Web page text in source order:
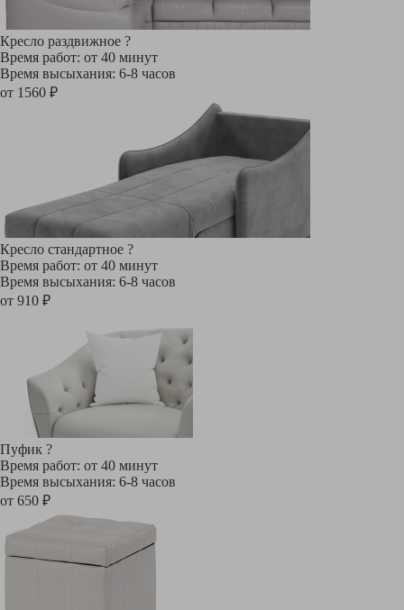
Кресло раздвижное ?
Время работ: от 40 минут
Время высыхания: 6-8 часов
от 1560 ₽
Кресло стандартное ?
Время работ: от 40 минут
Время высыхания: 6-8 часов
от 910 ₽
Пуфик ?
Время работ: от 40 минут
Время высыхания: 6-8 часов
от 650 ₽